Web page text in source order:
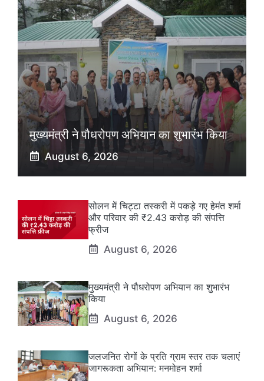
मुख्यमंत्री ने पौधरोपण अभियान का शुभारंभ किया
August 6, 2026
सोलन में चिट्टा तस्करी में पकड़े गए हेमंत शर्मा
और परिवार की ₹2.43 करोड़ की संपत्ति
फ्रीज
August 6, 2026
मुख्यमंत्री ने पौधरोपण अभियान का शुभारंभ
किया
August 6, 2026
जलजनित रोगों के प्रति ग्राम स्तर तक चलाएं
जागरूकता अभियान: मनमोहन शर्मा